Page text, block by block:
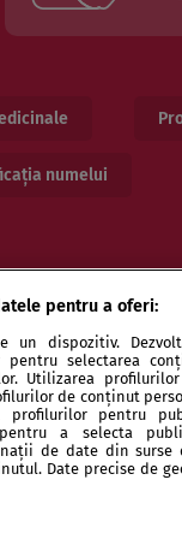
numelui
și specialiști
pentru a oferi:
un dispozitiv.
selectarea
Utilizarea
de conținut
profilurilor pentru
a selecta
de date din surse
Date precise de